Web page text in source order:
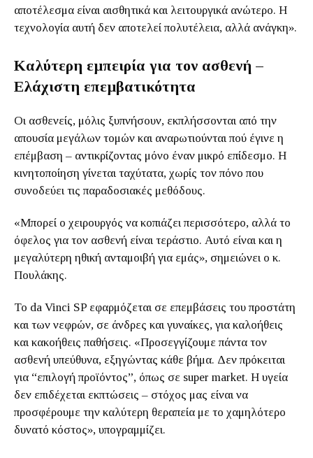
αποτέλεσμα είναι αισθητικά και λειτουργικά ανώτερο. Η
τεχνολογία αυτή δεν αποτελεί πολυτέλεια, αλλά ανάγκη».
Καλύτερη εμπειρία για τον ασθενή –
Ελάχιστη επεμβατικότητα
Οι ασθενείς, μόλις ξυπνήσουν, εκπλήσσονται από την
απουσία μεγάλων τομών και αναρωτιούνται πού έγινε η
επέμβαση – αντικρίζοντας μόνο έναν μικρό επίδεσμο. Η
κινητοποίηση γίνεται ταχύτατα, χωρίς τον πόνο που
συνοδεύει τις παραδοσιακές μεθόδους.
«Μπορεί ο χειρουργός να κοπιάζει περισσότερο, αλλά το
όφελος για τον ασθενή είναι τεράστιο. Αυτό είναι και η
μεγαλύτερη ηθική ανταμοιβή για εμάς», σημειώνει ο κ.
Πουλάκης.
Το da Vinci SP εφαρμόζεται σε επεμβάσεις του προστάτη
και των νεφρών, σε άνδρες και γυναίκες, για καλοήθεις
και κακοήθεις παθήσεις. «Προσεγγίζουμε πάντα τον
ασθενή υπεύθυνα, εξηγώντας κάθε βήμα. Δεν πρόκειται
για “επιλογή προϊόντος”, όπως σε super market. Η υγεία
δεν επιδέχεται εκπτώσεις – στόχος μας είναι να
προσφέρουμε την καλύτερη θεραπεία με το χαμηλότερο
δυνατό κόστος», υπογραμμίζει.